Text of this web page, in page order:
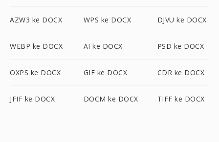
AZW3 ke DOCX WPS ke DOCX DJVU ke DOCX
WEBP ke DOCX AI ke DOCX PSD ke DOCX
OXPS ke DOCX GIF ke DOCX CDR ke DOCX
JFIF ke DOCX DOCM ke DOCX TIFF ke DOCX